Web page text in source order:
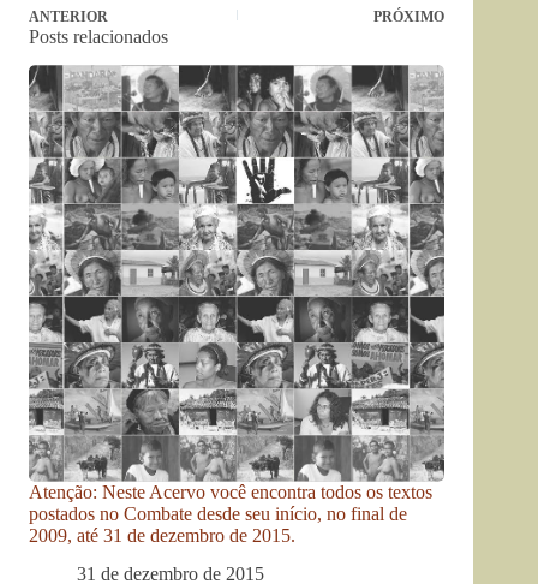
ANTERIOR PRÓXIMO
Posts relacionados
Atenção: Neste Acervo você encontra todos os textos
postados no Combate desde seu início, no final de
2009, até 31 de dezembro de 2015.
31 de dezembro de 2015